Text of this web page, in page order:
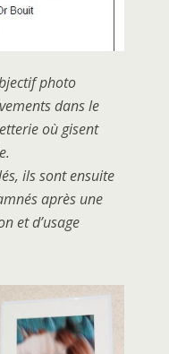
photo
dans le
où gisent
ils sont ensuite
après une
et d’usage